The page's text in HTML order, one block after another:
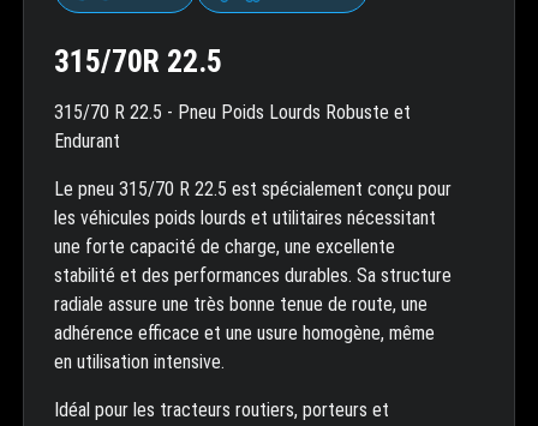
315/70R 22.5
315/70 R 22.5 - Pneu Poids Lourds Robuste et
Endurant
Le pneu 315/70 R 22.5 est spécialement conçu pour
les véhicules poids lourds et utilitaires nécessitant
une forte capacité de charge, une excellente
stabilité et des performances durables. Sa structure
radiale assure une très bonne tenue de route, une
adhérence efficace et une usure homogène, même
en utilisation intensive.
Idéal pour les tracteurs routiers, porteurs et